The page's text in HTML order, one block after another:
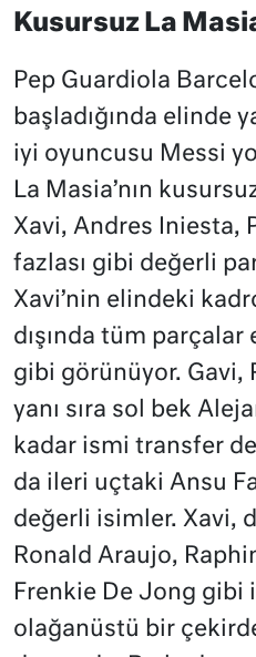
Kusursuz La
Pep Guardiola
başladığında elinde
iyi oyuncusu Messi
La Masia’nın
Xavi, Andres Iniesta,
fazlası gibi değerli
Xavi’nin elindeki
dışında tüm
gibi görünüyor. Gavi,
yanı sıra sol bek
kadar ismi transfer
da ileri uçtaki Ansu
değerli isimler. Xavi,
Ronald Araujo,
Frenkie De Jong gibi
olağanüstü bir